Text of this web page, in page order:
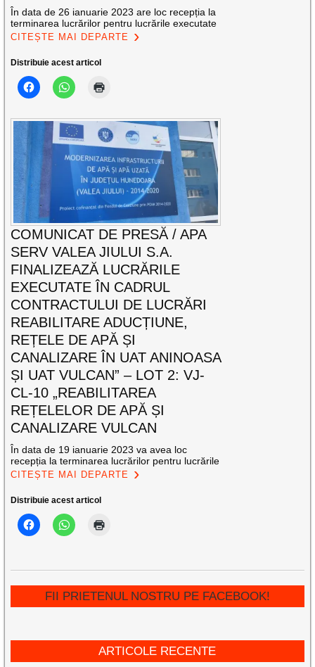
În data de 26 ianuarie 2023 are loc recepția la
terminarea lucrărilor pentru lucrările executate
CITEȘTE MAI DEPARTE
Distribuie acest articol
COMUNICAT DE PRESĂ / APA
SERV VALEA JIULUI S.A.
FINALIZEAZĂ LUCRĂRILE
EXECUTATE ÎN CADRUL
CONTRACTULUI DE LUCRĂRI
REABILITARE ADUCȚIUNE,
REȚELE DE APĂ ȘI
CANALIZARE ÎN UAT ANINOASA
ȘI UAT VULCAN” – LOT 2: VJ-
CL-10 „REABILITAREA
REȚELELOR DE APĂ ȘI
CANALIZARE VULCAN
În data de 19 ianuarie 2023 va avea loc
recepția la terminarea lucrărilor pentru lucrările
CITEȘTE MAI DEPARTE
Distribuie acest articol
FII PRIETENUL NOSTRU PE FACEBOOK!
ARTICOLE RECENTE